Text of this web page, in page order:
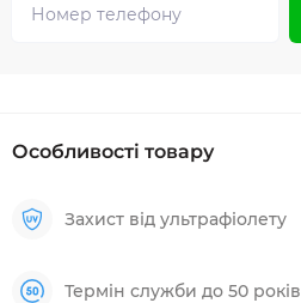
Особливості товару
Захист від ультрафіолету
Термін служби до 50 років